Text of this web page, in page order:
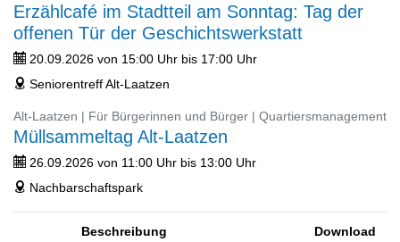
Erzählcafé im Stadtteil am Sonntag: Tag der
offenen Tür der Geschichtswerkstatt
ticket 20.09.2026 von 15:00 Uhr bis 17:00 Uhr
address Seniorentreff Alt-Laatzen
Alt-Laatzen | Für Bürgerinnen und Bürger | Quartiersmanagement
Müllsammeltag Alt-Laatzen
ticket 26.09.2026 von 11:00 Uhr bis 13:00 Uhr
address Nachbarschaftspark
Beschreibung Download